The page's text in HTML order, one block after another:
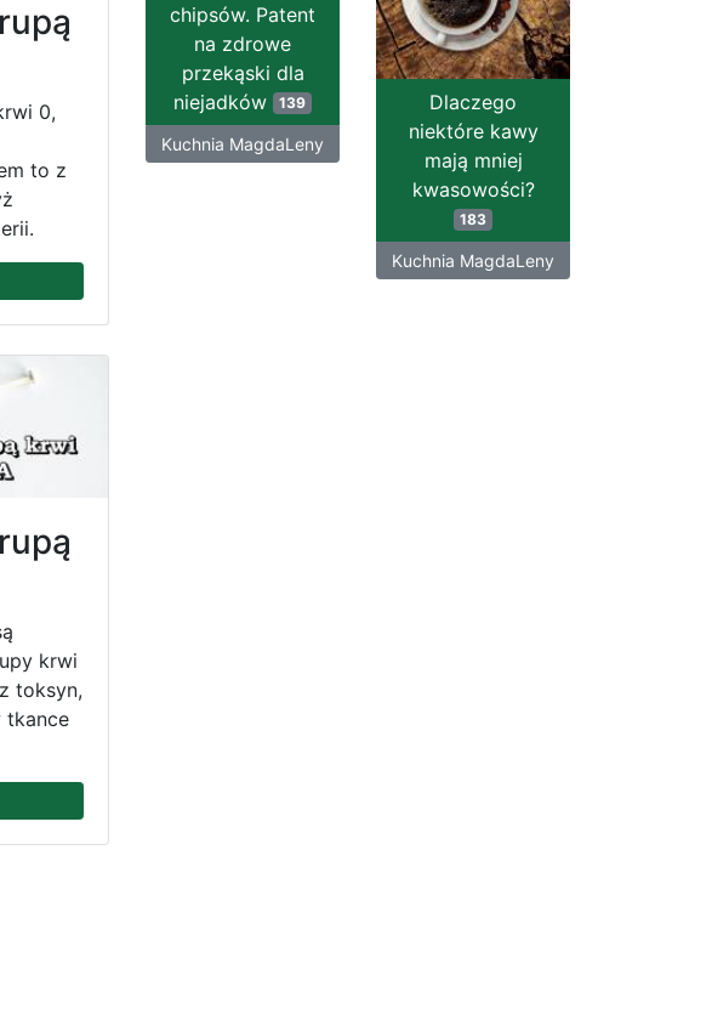
0,
to z
krwi
toksyn,
tkance
chipsów. Patent
na zdrowe
przekąski dla
niejadków 139
Kuchnia MagdaLeny
Dlaczego
niektóre kawy
mają mniej
kwasowości?
183
Kuchnia MagdaLeny